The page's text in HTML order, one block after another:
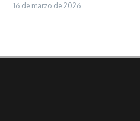
16 de marzo de 2026